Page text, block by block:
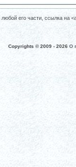
любой его части, ссылка
Copyrights © 2009 - 2026 О